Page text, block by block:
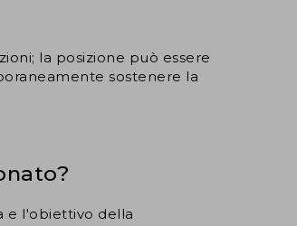
la posizione può essere
sostenere la
e l'obiettivo della